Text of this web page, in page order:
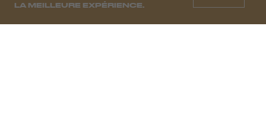
LA MEILLEURE EXPÉRIENCE.